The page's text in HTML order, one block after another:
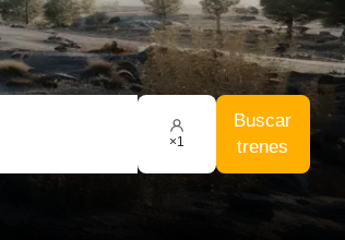
×1
Buscar
trenes